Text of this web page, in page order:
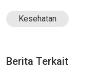
Kesehatan
Berita Terkait